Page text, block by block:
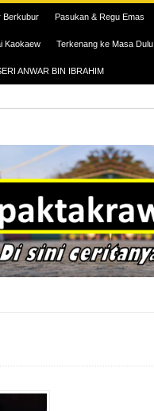
Berkubur Pasukan & Regu Emas
Kaokaew Terkenang ke Masa Dulu
ANWAR BIN IBRAHIM